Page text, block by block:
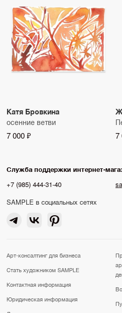
Катя Бровкина
осенние ветви
7 000 ₽ 7
Служба поддержки интернет-
+7 (985) 444-31-40
SAMPLE в социальных сетях
Арт-консалтинг для бизнеса
Стать художником SAMPLE
Контактная информация
Юридическая информация